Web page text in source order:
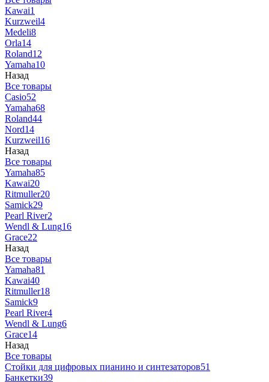
Kawai1
Kurzweil4
Medeli8
Orla14
Roland12
Yamaha10
Назад
Все товары
Casio52
Yamaha68
Roland44
Nord14
Kurzweil16
Назад
Все товары
Yamaha85
Kawai20
Ritmuller20
Samick29
Pearl River2
Wendl & Lung16
Grace22
Назад
Все товары
Yamaha81
Kawai40
Ritmuller18
Samick9
Pearl River4
Wendl & Lung6
Grace14
Назад
Все товары
Стойки для цифровых пианино и синтезаторов51
Банкетки39